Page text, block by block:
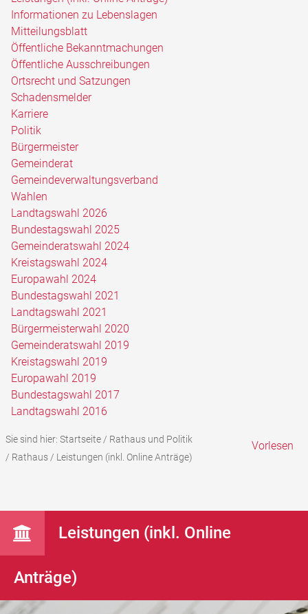
Informationen zu Lebenslagen
Mitteilungsblatt
Öffentliche Bekanntmachungen
Öffentliche Ausschreibungen
Ortsrecht und Satzungen
Schadensmelder
Karriere
Politik
Bürgermeister
Gemeinderat
Gemeindeverwaltungsverband
Wahlen
Landtagswahl 2026
Bundestagswahl 2025
Gemeinderatswahl 2024
Kreistagswahl 2024
Europawahl 2024
Bundestagswahl 2021
Landtagswahl 2021
Bürgermeisterwahl 2020
Gemeinderatswahl 2019
Kreistagswahl 2019
Europawahl 2019
Bundestagswahl 2017
Landtagswahl 2016
Sie sind hier: Startseite/ Rathaus und Politik
/ Rathaus/ Leistungen (inkl. Online Anträge)
Vorlesen
Leistungen (inkl. Online
Anträge)